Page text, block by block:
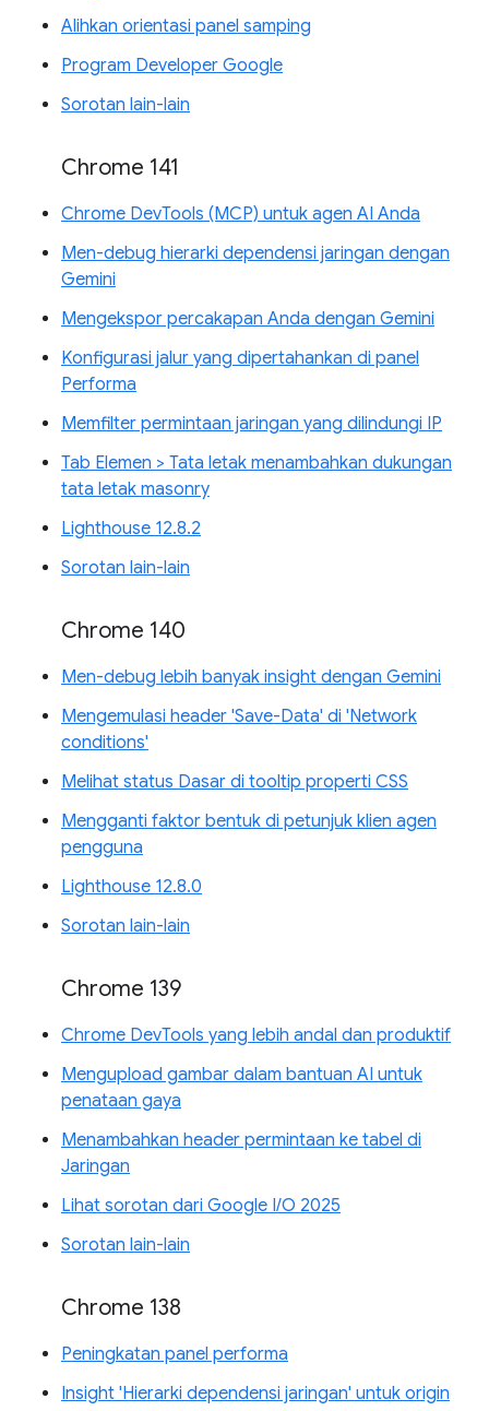
Alihkan orientasi panel samping
Program Developer Google
Sorotan lain-lain
Chrome 141
Chrome DevTools (MCP) untuk agen AI Anda
Men-debug hierarki dependensi jaringan dengan
Gemini
Mengekspor percakapan Anda dengan Gemini
Konfigurasi jalur yang dipertahankan di panel
Performa
Memfilter permintaan jaringan yang dilindungi IP
Tab Elemen > Tata letak menambahkan dukungan
tata letak masonry
Lighthouse 12.8.2
Sorotan lain-lain
Chrome 140
Men-debug lebih banyak insight dengan Gemini
Mengemulasi header 'Save-Data' di 'Network
conditions'
Melihat status Dasar di tooltip properti CSS
Mengganti faktor bentuk di petunjuk klien agen
pengguna
Lighthouse 12.8.0
Sorotan lain-lain
Chrome 139
Chrome DevTools yang lebih andal dan produktif
Mengupload gambar dalam bantuan AI untuk
penataan gaya
Menambahkan header permintaan ke tabel di
Jaringan
Lihat sorotan dari Google I/O 2025
Sorotan lain-lain
Chrome 138
Peningkatan panel performa
Insight 'Hierarki dependensi jaringan' untuk origin